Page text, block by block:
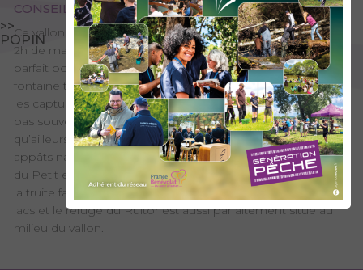
>>
POPIN
CONSEILS DE PÊCHE
Ce vallon compte 4 lacs pêchables accessibles par 1h30 à
2h de marche. Les lacs Noir, Verdet et Longet sont est
parfait pour les novices car ils regorgent de saumons de
fontaine toujours très actifs et près du bord. En revanche, si
les captures sont aisées, les plus gros sujets ne dépassent
pas souvent les 25 cm. Il convient ici, encore plus
qu’ailleurs, d’utiliser des hameçons sans ardillon, avec des
appâts naturels (teignes) et de ferrer dès la touche. Le lac
du Petit et son petit lac attenant accueillent également de
la truite fario. Le bivouac est possible au bord de tous les
lacs et le refuge du Ruitor est aussi parfaitement situé au
milieu du vallon.